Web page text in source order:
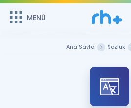
MENÜ
Sepetin Şu An
Remzi Hoca ile seni sınava
bekliyor!
MENÜ
Ana Sayfa Sözlük